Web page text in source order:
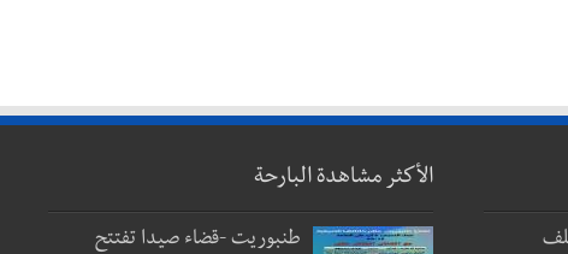
الأكثر مشاهدة البارحة
طنبوريت -قضاء صيدا تفتتح